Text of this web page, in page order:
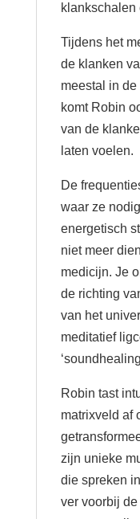
Tijdens het
de klanken
meestal in
komt Robin
van de
laten voelen.
De
waar ze
energetisch
niet meer
medicijn. Je
de richting
van het
meditatief
Robin tast
matrixveld af
zijn unieke
die spreken
ver voorbij de